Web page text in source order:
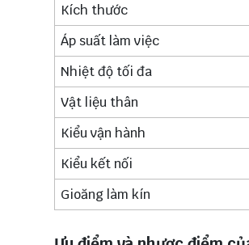
Kích thước
Áp suất làm việc
Nhiệt độ tối đa
Vật liệu thân
Kiểu vận hành
Kiểu kết nối
Gioăng làm kín